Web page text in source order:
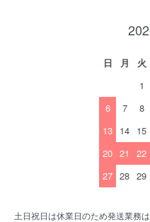
日 月 火
1
6
7 8
13 14 15
20 21 22
27 28 29
土日祝日は休業日のため発送業務